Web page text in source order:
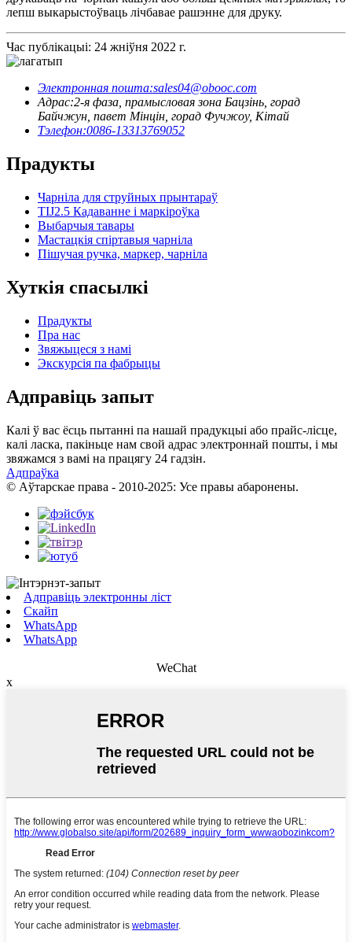
лепш выкарыстоўваць лічбавае рашэнне для друку.
Час публікацыі: 24 жніўня 2022 г.
Электронная пошта:sales04@obooc.com
Адрас:2-я фаза, прамысловая зона Бацзінь, горад
Байчжун, павет Мінцін, горад Фучжоу, Кітай
Тэлефон:0086-13313769052
Прадукты
Чарніла для струйных прынтараў
TIJ2.5 Кадаванне і маркіроўка
Выбарчыя тавары
Мастацкія спіртавыя чарніла
Пішучая ручка, маркер, чарніла
Хуткія спасылкі
Прадукты
Пра нас
Звяжыцеся з намі
Экскурсія па фабрыцы
Адправіць запыт
Калі ў вас ёсць пытанні па нашай прадукцыі або прайс-лісце,
калі ласка, пакіньце нам свой адрас электроннай пошты, і мы
звяжамся з вамі на працягу 24 гадзін.
Адпраўка
© Аўтарскае права - 2010-2025: Усе правы абаронены.
Адправіць электронны ліст
Скайп
WhatsApp
WhatsApp
WeChat
x